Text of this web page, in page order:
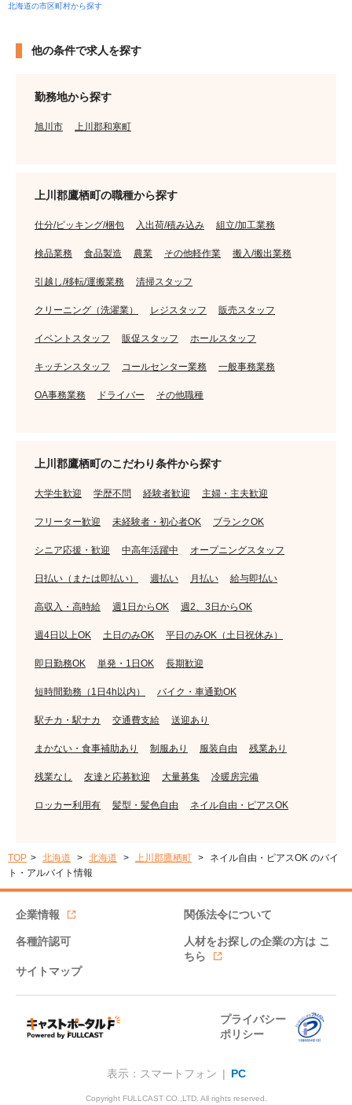
北海道の市区町村から探す
他の条件で求人を探す
勤務地から探す
旭川市 上川郡和寒町
上川郡鷹栖町の職種から探す
仕分/ピッキング/梱包 入出荷/積み込み 組立/加工業務
検品業務 食品製造 農業 その他軽作業 搬入/搬出業務
引越し/移転/運搬業務 清掃スタッフ
クリーニング（洗濯業） レジスタッフ 販売スタッフ
イベントスタッフ 販促スタッフ ホールスタッフ
キッチンスタッフ コールセンター業務 一般事務業務
OA事務業務 ドライバー その他職種
上川郡鷹栖町のこだわり条件から探す
大学生歓迎 学歴不問 経験者歓迎 主婦・主夫歓迎
フリーター歓迎 未経験者・初心者OK ブランクOK
シニア応援・歓迎 中高年活躍中 オープニングスタッフ
日払い（または即払い） 週払い 月払い 給与即払い
高収入・高時給 週1日からOK 週2、3日からOK
週4日以上OK 土日のみOK 平日のみOK（土日祝休み）
即日勤務OK 単発・1日OK 長期歓迎
短時間勤務（1日4h以内） バイク・車通勤OK
駅チカ・駅ナカ 交通費支給 送迎あり
まかない・食事補助あり 制服あり 服装自由 残業あり
残業なし 友達と応募歓迎 大量募集 冷暖房完備
ロッカー利用有 髪型・髪色自由 ネイル自由・ピアスOK
TOP 北海道 北海道 上川郡鷹栖町
ネイル自由・ピアスOK のバイ
ト・アルバイト情報
企業情報 関係法令について
各種許認可 人材をお探しの企業の方は こ
ちら
サイトマップ
プライバシー
ポリシー
表示：スマートフォン | PC
Copyright FULLCAST CO.,LTD. All rights reserved.